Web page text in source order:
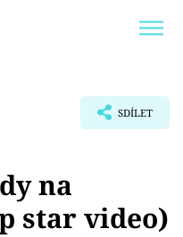
SDÍLET
na
star video)